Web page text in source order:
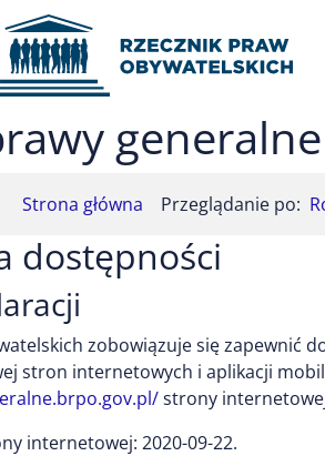
Enter)
Strona główna Przeglądanie po:
dostępności
zobowiązuje się zapewnić
stron internetowych i aplikacji
strony
internetowej: 2020-09-22.